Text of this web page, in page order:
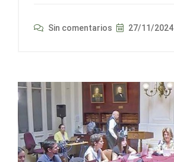
Sin comentarios 27/11/2024